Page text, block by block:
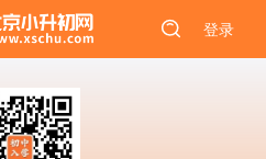
登录